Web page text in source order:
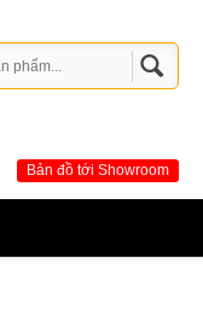
Bản đồ tới Showroom